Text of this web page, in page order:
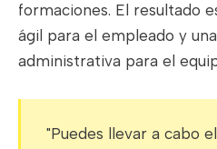
formaciones. El resultado
ágil para el empleado y
administrativa para el
"Puedes llevar a cabo